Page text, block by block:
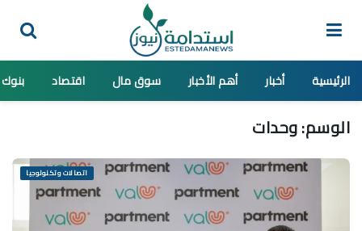
الرئيسية أخبار أهم الأخبار سوق مال اقتصاد بنوك
الوسم:وحدات
اتصالات وتكنولوجيا